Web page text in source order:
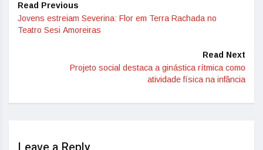
Read Previous
Jovens estreiam Severina: Flor em Terra Rachada no
Teatro Sesi Amoreiras
Read Next
Projeto social destaca a ginástica rítmica como
atividade física na infância